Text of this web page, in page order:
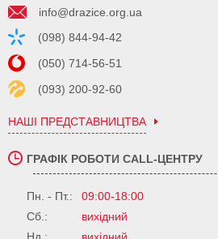
info@drazice.org.ua
(098) 844-94-42
(050) 714-56-51
(093) 200-92-60
НАШІ ПРЕДСТАВНИЦТВА
ГРАФІК РОБОТИ CALL-ЦЕНТРУ
Пн. - Пт.:
09:00-18:00
Сб.:
вихідний